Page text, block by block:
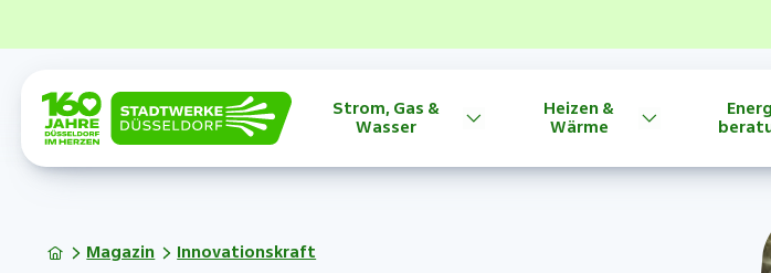
Strom, Gas &
Wasser
Heizen &
Wärme
Magazin Innovationskraft